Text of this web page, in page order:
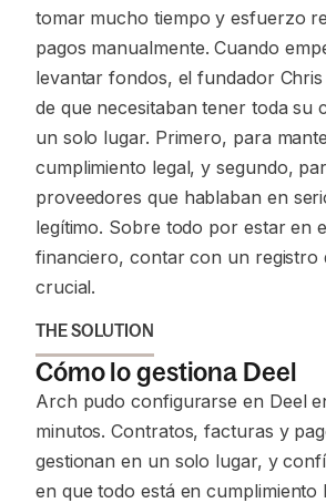
tomar mucho tiempo y esfuerzo
pagos manualmente. Cuando
levantar fondos, el fundador
de que necesitaban tener toda su
un solo lugar. Primero, para
cumplimiento legal, y segundo,
proveedores que hablaban en
legítimo. Sobre todo por estar en
financiero, contar con un registro
crucial.
THE SOLUTION
Cómo lo gestiona Deel
Arch pudo configurarse en Deel
minutos. Contratos, facturas y
gestionan en un solo lugar, y
en que todo está en cumplimiento